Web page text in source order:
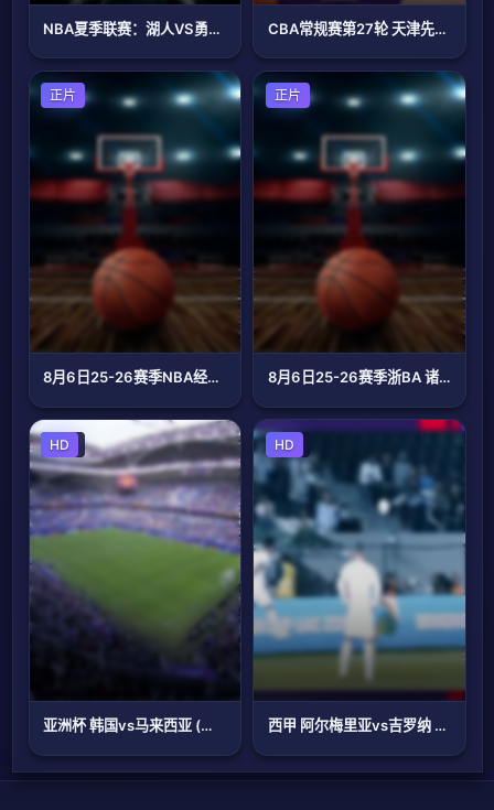
NBA夏季联赛：湖人VS勇士金队20260704 CBA常规赛第27轮 天津先行者VS山西汾酒 20240108(原声)
篮球
正片
8月6日25-26赛季NBA经典赛事 湖人VS太阳
篮球
正片
8月6日25-26赛季浙BA 诸暨79VS46嵊州
足球
HD
亚洲杯 韩国vs马来西亚 (洪荒) 20240125
足球
HD
西甲 阿尔梅里亚vs吉罗纳 (刘畅、贺宇) 20240114